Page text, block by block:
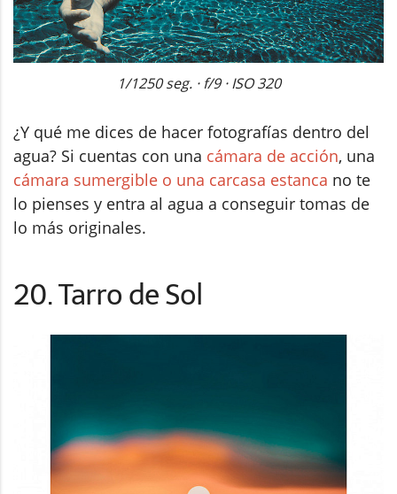
1/1250 seg. · f/9 · ISO 320
¿Y qué me dices de hacer fotografías dentro del
agua? Si cuentas con una cámara de acción, una
cámara sumergible o una carcasa estanca no te
lo pienses y entra al agua a conseguir tomas de
lo más originales.
20. Tarro de Sol